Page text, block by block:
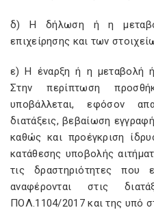
δ) Η δήλωση ή η
επιχείρησης και των
ε) Η έναρξη ή η μεταβολή ή
Στην περίπτωση
υποβάλλεται, εφόσον
διατάξεις, βεβαίωση
καθώς και προέγκριση
κατάθεσης υποβολής
τις δραστηριότητες
αναφέρονται στις
ΠΟΛ.1104/2017 και της υπό